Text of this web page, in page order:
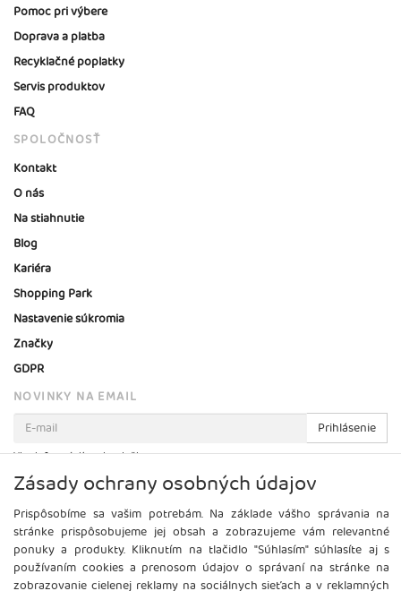
Pomoc pri výbere
Doprava a platba
Recyklačné poplatky
Servis produktov
FAQ
SPOLOČNOSŤ
Kontakt
O nás
Na stiahnutie
Blog
Kariéra
Shopping Park
Nastavenie súkromia
Značky
GDPR
NOVINKY NA EMAIL
Prihlásenie
Viac informácií o tejto službe
Zásady ochrany osobných údajov
Prispôsobíme sa vašim potrebám. Na základe vášho správania na
stránke prispôsobujeme jej obsah a zobrazujeme vám relevantné
ponuky a produkty. Kliknutím na tlačidlo "Súhlasím" súhlasíte aj s
používaním cookies a prenosom údajov o správaní na stránke na
zobrazovanie cielenej reklamy na sociálnych sieťach a v reklamných